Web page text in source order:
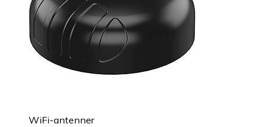
WiFi-antenner